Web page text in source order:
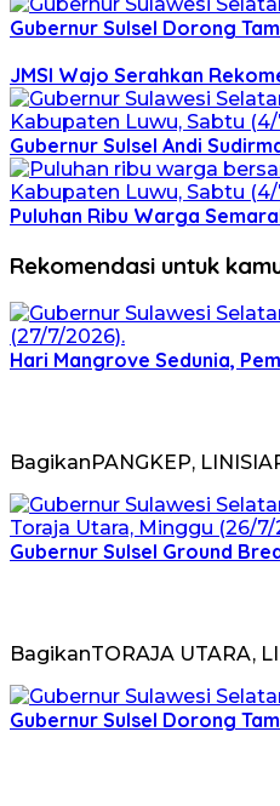
Gubernur Sulsel Dorong
JMSI Wajo Serahkan
Gubernur Sulsel Andi
Puluhan Ribu Warga
Rekomendasi untuk
Hari Mangrove Sedunia,
BagikanPANGKEP,
Gubernur Sulsel Ground
BagikanTORAJA UTARA,
Gubernur Sulsel Dorong